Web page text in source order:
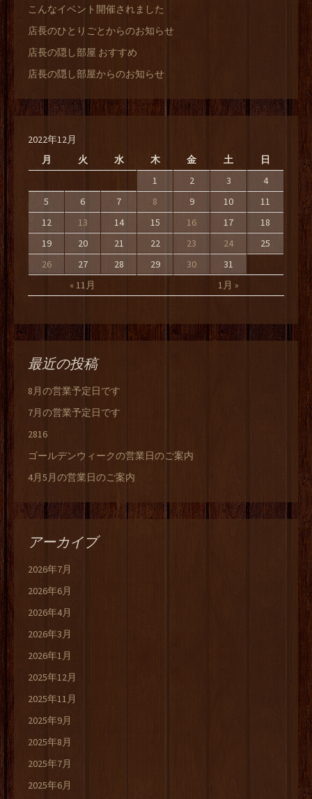
こんなイベント開催されました
店長のひとりごとからのお知らせ
店長の隠し部屋 おすすめ
店長の隠し部屋からのお知らせ
2022年12月
月
火 水 木 金 土 日
« 11月 1月 »
1 2 3
4
5
6 7 8 9 10
11
12
13 14 15 16 17
18
19
20 21 22 23 24
25
26
27 28 29 30 31
最近の投稿
8月の営業予定日です
7月の営業予定日です
2816
ゴールデンウィークの営業日のご案内
4月5月の営業日のご案内
アーカイブ
2026年7月
2026年6月
2026年4月
2026年3月
2026年1月
2025年12月
2025年11月
2025年9月
2025年8月
2025年7月
2025年6月